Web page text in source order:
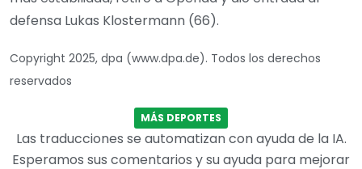
defensa Lukas Klostermann (66).
Copyright 2025, dpa (www.dpa.de). Todos los derechos
reservados
MÁS DEPORTES
Las traducciones se automatizan con ayuda de la IA.
Esperamos sus comentarios y su ayuda para mejorar